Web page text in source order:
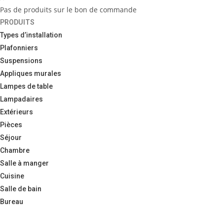
Pas de produits sur le bon de commande
PRODUITS
Types d’installation
Plafonniers
Suspensions
Appliques murales
Lampes de table
Lampadaires
Extérieurs
Pièces
Séjour
Chambre
Salle à manger
Cuisine
Salle de bain
Bureau